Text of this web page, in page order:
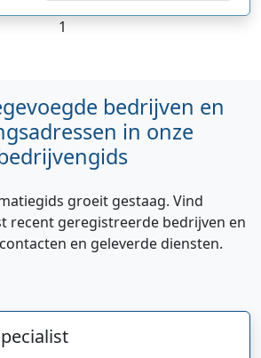
1
bedrijven en
in onze
groeit gestaag. Vind
recent geregistreerde bedrijven en
en geleverde diensten.